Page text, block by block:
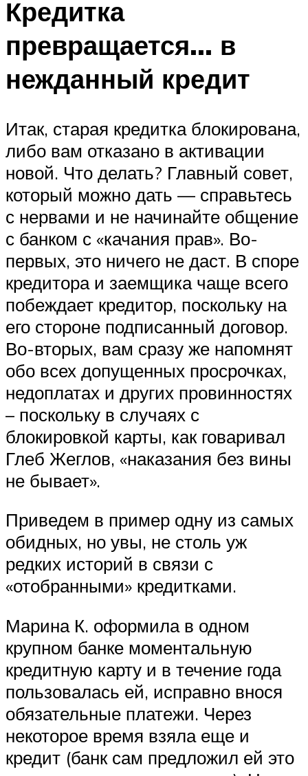
Кредитка
превращается… в
нежданный кредит
Итак, старая кредитка блокирована,
либо вам отказано в активации
новой. Что делать? Главный совет,
который можно дать — справьтесь
с нервами и не начинайте общение
с банком с «качания прав». Во-
первых, это ничего не даст. В споре
кредитора и заемщика чаще всего
побеждает кредитор, поскольку на
его стороне подписанный договор.
Во-вторых, вам сразу же напомнят
обо всех допущенных просрочках,
недоплатах и других провинностях
– поскольку в случаях с
блокировкой карты, как говаривал
Глеб Жеглов, «наказания без вины
не бывает».
Приведем в пример одну из самых
обидных, но увы, не столь уж
редких историй в связи с
«отобранными» кредитками.
Марина К. оформила в одном
крупном банке моментальную
кредитную карту и в течение года
пользовалась ей, исправно внося
обязательные платежи. Через
некоторое время взяла еще и
кредит (банк сам предложил ей это